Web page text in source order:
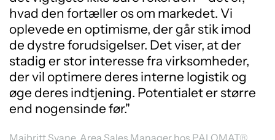
hvad den fortæller os om markedet. Vi
oplevede en optimisme, der går stik imod
de dystre forudsigelser. Det viser, at der
stadig er stor interesse fra virksomheder,
der vil optimere deres interne logistik og
øge deres indtjening. Potentialet er større
end nogensinde før."
Majbritt Svane, Area Sales Manager hos PALOMAT®